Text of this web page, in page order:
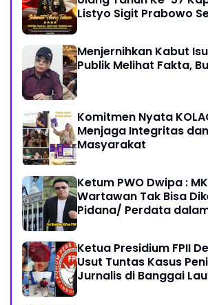
Listyo Sigit Prabowo
Menjernihkan Kabut
Publik Melihat Fakta,
Komitmen Nyata
Menjaga Integritas
Masyarakat
Ketum PWO Dwipa :
Wartawan Tak Bisa
Pidana/ Perdata
Ketua Presidium FPII
Usut Tuntas Kasus
Jurnalis di Banggai